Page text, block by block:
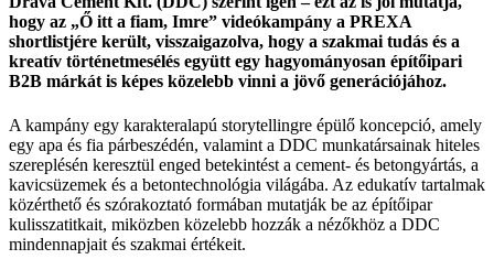
hogy az „Ő itt a fiam, Imre” videókampány a PREXA
shortlistjére került, visszaigazolva, hogy a szakmai tudás és a
kreatív történetmesélés együtt egy hagyományosan építőipari
B2B márkát is képes közelebb vinni a jövő generációjához.
A kampány egy karakteralapú storytellingre épülő koncepció, amely
egy apa és fia párbeszédén, valamint a DDC munkatársainak hiteles
szereplésén keresztül enged betekintést a cement- és betongyártás, a
kavicsüzemek és a betontechnológia világába. Az edukatív tartalmak
közérthető és szórakoztató formában mutatják be az építőipar
kulisszatitkait, miközben közelebb hozzák a nézőkhöz a DDC
mindennapjait és szakmai értékeit.